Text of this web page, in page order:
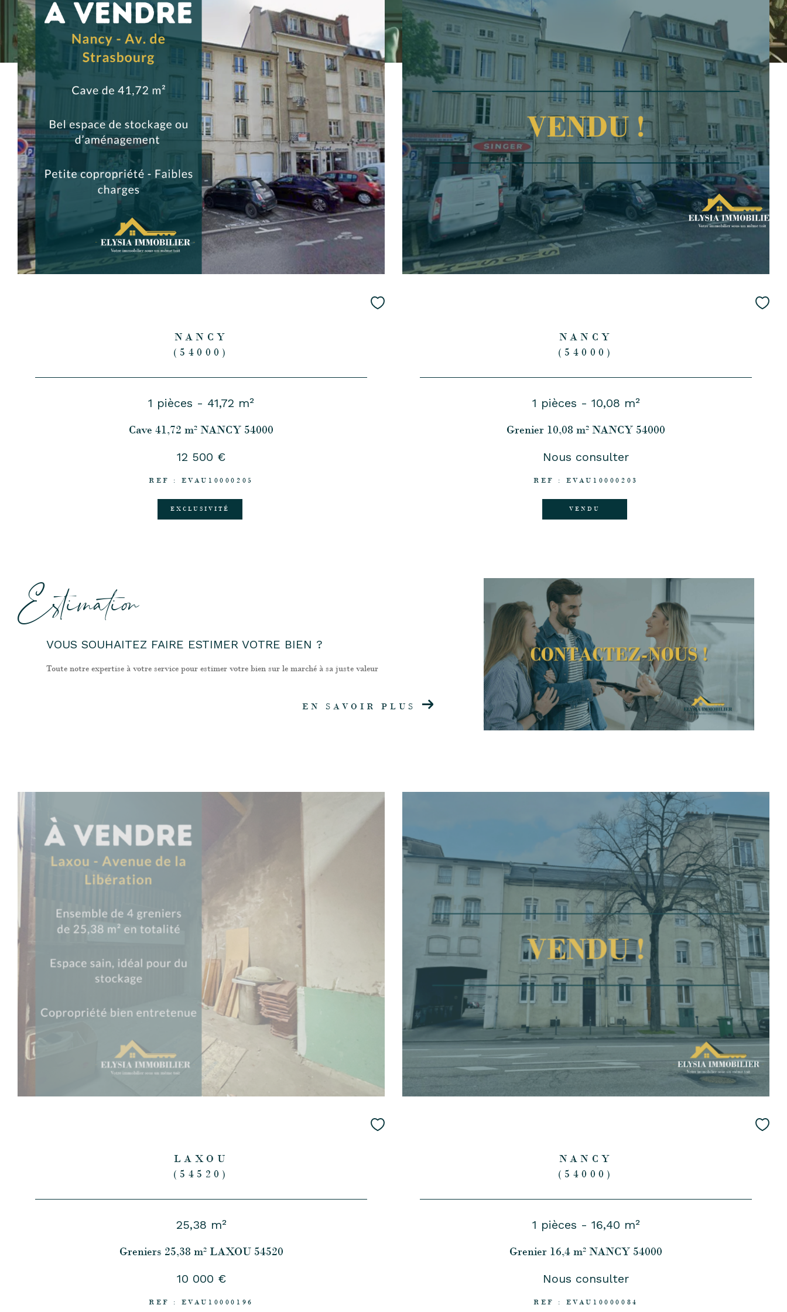
NANCY
(54000)
1 pièces - 41,72 m²
Cave 41,72 m² NANCY 54000
12 500 €
REF : EVAU10000205
EXCLUSIVITÉ
NANCY
(54000)
1 pièces - 10,08 m²
Grenier 10,08 m² NANCY 54000
Nous consulter
REF : EVAU10000203
VENDU
Estimation
VOUS SOUHAITEZ FAIRE ESTIMER VOTRE BIEN ?
Toute notre expertise à votre service pour estimer votre bien sur le marché à sa juste valeur
EN SAVOIR PLUS
LAXOU
(54520)
25,38 m²
Greniers 25,38 m² LAXOU 54520
10 000 €
REF : EVAU10000196
NANCY
(54000)
1 pièces - 16,40 m²
Grenier 16,4 m² NANCY 54000
Nous consulter
REF : EVAU10000084